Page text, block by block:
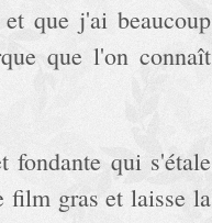
que j'ai beaucoup
que l'on connaît
fondante qui s'étale
film gras et laisse la